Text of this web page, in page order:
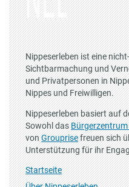
Nippeserleben ist eine
Sichtbarmachung und
und Privatpersonen in
Nippes und Freiwilligen.
Nippeserleben basiert auf
Sowohl das
vonGrouprisefreuen sich
Unterstützung für ihr
Startseite